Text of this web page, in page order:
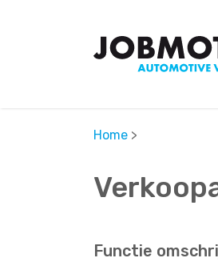
Home >
Functie